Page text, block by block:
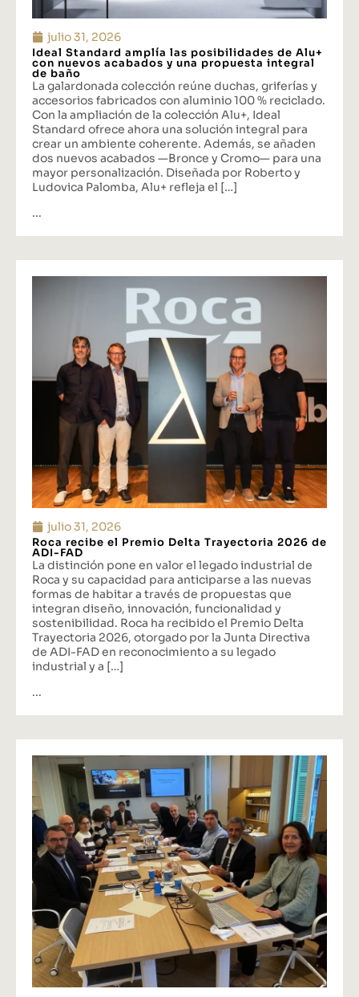
julio 31, 2026
Ideal Standard amplía las posibilidades de Alu+
con nuevos acabados y una propuesta integral
de baño
La galardonada colección reúne duchas, griferías y
accesorios fabricados con aluminio 100 % reciclado.
Con la ampliación de la colección Alu+, Ideal
Standard ofrece ahora una solución integral para
crear un ambiente coherente. Además, se añaden
dos nuevos acabados —Bronce y Cromo— para una
mayor personalización. Diseñada por Roberto y
Ludovica Palomba, Alu+ refleja el […]
...
julio 31, 2026
Roca recibe el Premio Delta Trayectoria 2026 de
ADI-FAD
La distinción pone en valor el legado industrial de
Roca y su capacidad para anticiparse a las nuevas
formas de habitar a través de propuestas que
integran diseño, innovación, funcionalidad y
sostenibilidad. Roca ha recibido el Premio Delta
Trayectoria 2026, otorgado por la Junta Directiva
de ADI-FAD en reconocimiento a su legado
industrial y a […]
...